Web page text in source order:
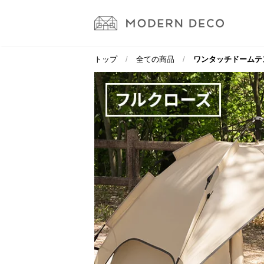
トップ 全ての商品 ワンタッチドーム